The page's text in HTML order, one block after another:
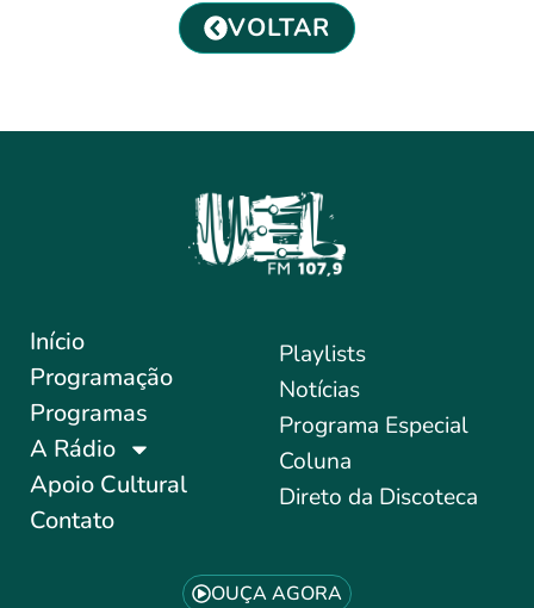
VOLTAR
Início
Programação
Programas
A Rádio
Apoio Cultural
Contato
Playlists
Notícias
Programa Especial
Coluna
Direto da Discoteca
OUÇA AGORA